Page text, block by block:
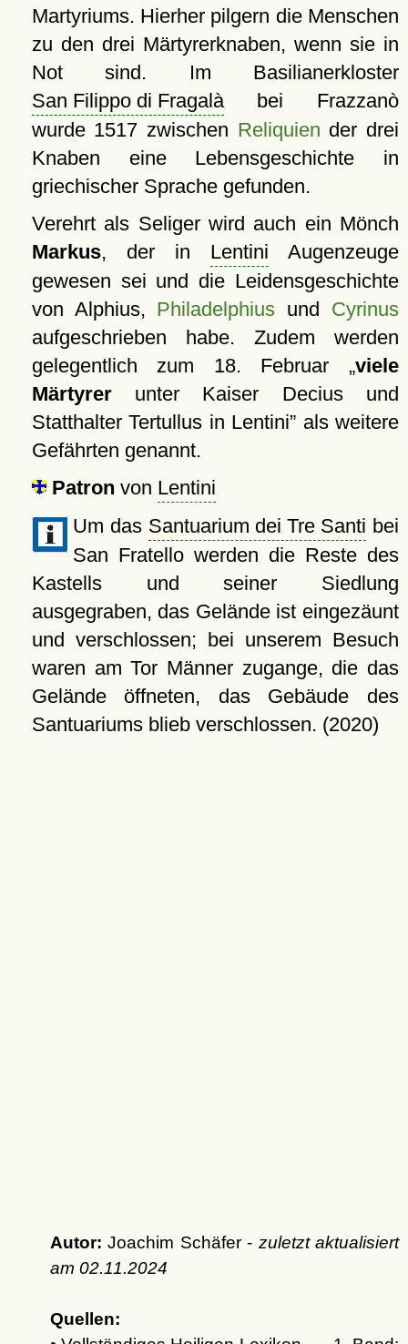
Martyriums. Hierher pilgern die Menschen
zu den drei Märtyrerknaben, wenn sie in
Not sind. Im Basilianerkloster
San Filippo di Fragalàbei Frazzanò
wurde 1517 zwischen Reliquien der drei
Knaben eine Lebensgeschichte in
griechischer Sprache gefunden.
Verehrt als Seliger wird auch ein Mönch
Markus, der in Lentini Augenzeuge
gewesen sei und die Leidensgeschichte
von Alphius, Philadelphius und Cyrinus
aufgeschrieben habe. Zudem werden
gelegentlich zum 18. Februar
viele
Märtyrerunter Kaiser Decius und
Statthalter Tertullus in Lentini
als weitere
Gefährten genannt.
Patron von Lentini
Um das Santuarium dei Tre Santi bei
San Fratello werden die Reste des
Kastells und seiner Siedlung
ausgegraben, das Gelände ist eingezäunt
und verschlossen; bei unserem Besuch
waren am Tor Männer zugange, die das
Gelände öffneten, das Gebäude des
Santuariums blieb verschlossen. (2020)
Autor: Joachim Schäfer - zuletzt aktualisiert
am 02.11.2024
Quellen: